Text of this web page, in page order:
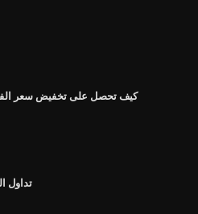
كيف تحصل على تخفيض سعر
تداول